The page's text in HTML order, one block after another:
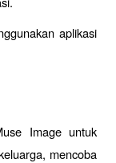
aplikasi
Image untuk
mencoba